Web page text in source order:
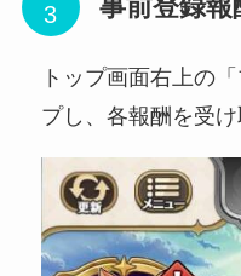
事前登録
トップ画面右上の
プし、各報酬を受け